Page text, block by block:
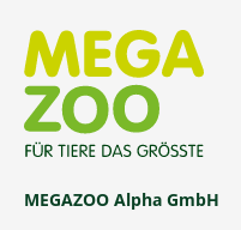
MEGAZOO Alpha GmbH